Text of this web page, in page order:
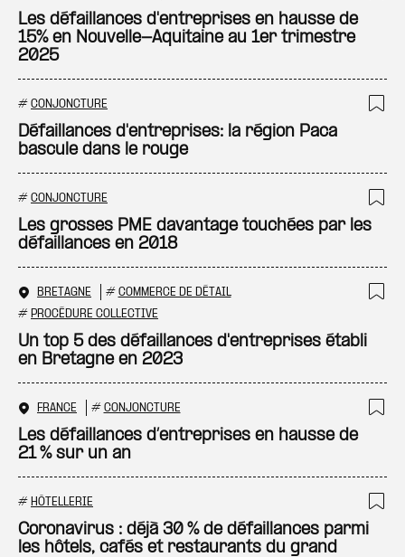
Les défaillances d'entreprises en hausse de
15% en Nouvelle-Aquitaine au 1er trimestre
2025
# CONJONCTURE
Défaillances d'entreprises: la région Paca
bascule dans le rouge
# CONJONCTURE
Les grosses PME davantage touchées par les
défaillances en 2018
BRETAGNE # COMMERCE DE DÉTAIL
# PROCÉDURE COLLECTIVE
Un top 5 des défaillances d'entreprises établi
en Bretagne en 2023
FRANCE # CONJONCTURE
Les défaillances d’entreprises en hausse de
21 % sur un an
# HÔTELLERIE
Coronavirus : déjà 30 % de défaillances parmi
les hôtels, cafés et restaurants du grand